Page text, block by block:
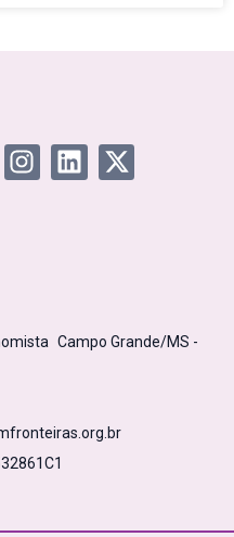
Campo Grande/MS -